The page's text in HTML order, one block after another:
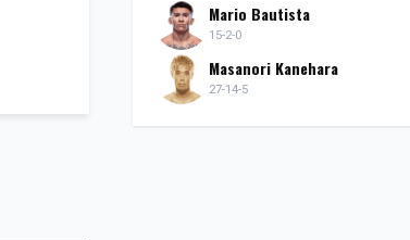
Mario Bautista
15-2-0
Masanori Kanehara
27-14-5